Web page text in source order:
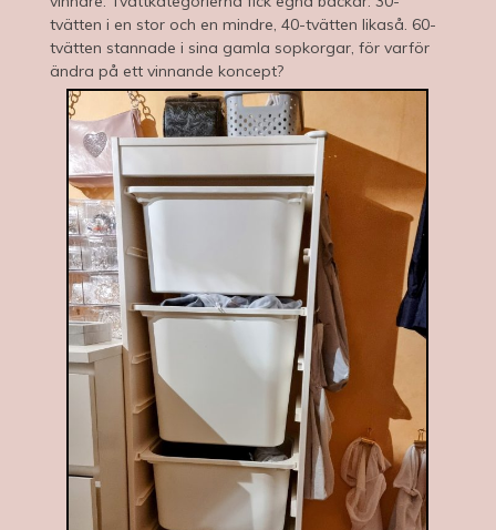
tvätten i en stor och en mindre, 40-tvätten likaså. 60-
tvätten stannade i sina gamla sopkorgar, för varför
ändra på ett vinnande koncept?